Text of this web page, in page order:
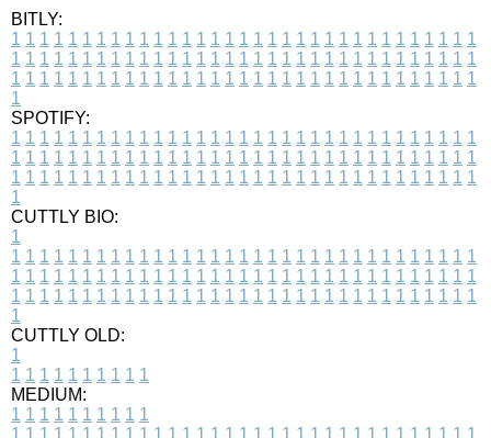
BITLY:
1 1 1 1 1 1 1 1 1 1 1 1 1 1 1 1 1 1 1 1 1 1 1 1 1 1 1 1 1 1 1 1 1
1 1 1 1 1 1 1 1 1 1 1 1 1 1 1 1 1 1 1 1 1 1 1 1 1 1 1 1 1 1 1 1 1
1 1 1 1 1 1 1 1 1 1 1 1 1 1 1 1 1 1 1 1 1 1 1 1 1 1 1 1 1 1 1 1 1
1
SPOTIFY:
1 1 1 1 1 1 1 1 1 1 1 1 1 1 1 1 1 1 1 1 1 1 1 1 1 1 1 1 1 1 1 1 1
1 1 1 1 1 1 1 1 1 1 1 1 1 1 1 1 1 1 1 1 1 1 1 1 1 1 1 1 1 1 1 1 1
1 1 1 1 1 1 1 1 1 1 1 1 1 1 1 1 1 1 1 1 1 1 1 1 1 1 1 1 1 1 1 1 1
1
CUTTLY BIO:
1
1 1 1 1 1 1 1 1 1 1 1 1 1 1 1 1 1 1 1 1 1 1 1 1 1 1 1 1 1 1 1 1 1
1 1 1 1 1 1 1 1 1 1 1 1 1 1 1 1 1 1 1 1 1 1 1 1 1 1 1 1 1 1 1 1 1
1 1 1 1 1 1 1 1 1 1 1 1 1 1 1 1 1 1 1 1 1 1 1 1 1 1 1 1 1 1 1 1 1
1
CUTTLY OLD:
1
1 1 1 1 1 1 1 1 1 1
MEDIUM:
1 1 1 1 1 1 1 1 1 1
1 1 1 1 1 1 1 1 1 1 1 1 1 1 1 1 1 1 1 1 1 1 1 1 1 1 1 1 1 1 1 1 1